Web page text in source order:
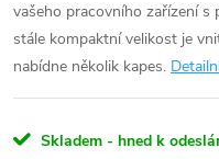
vašeho pracovního zařízení
stále kompaktní velikost je
nabídne několik kapes.
Skladem - hned k